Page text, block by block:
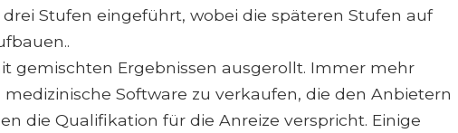
Stufen eingeführt, wobei die späteren Stufen auf
gemischten Ergebnissen ausgerollt. Immer mehr
Software zu verkaufen, die den Anbietern
die Qualifikation für die Anreize verspricht. Einige